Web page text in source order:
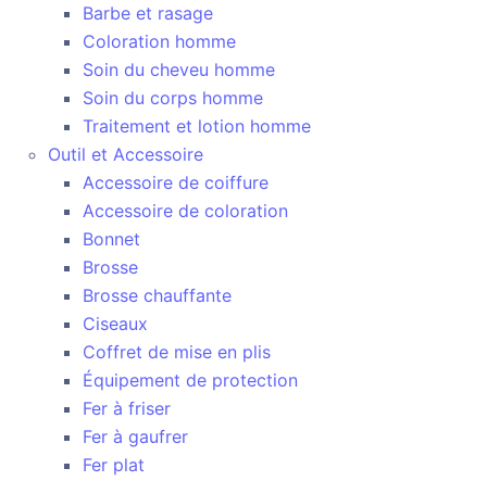
Barbe et rasage
Coloration homme
Soin du cheveu homme
Soin du corps homme
Traitement et lotion homme
Outil et Accessoire
Accessoire de coiffure
Accessoire de coloration
Bonnet
Brosse
Brosse chauffante
Ciseaux
Coffret de mise en plis
Équipement de protection
Fer à friser
Fer à gaufrer
Fer plat